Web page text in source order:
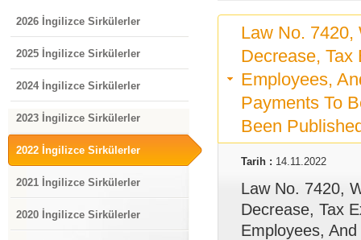
2026 İngilizce Sirkülerler
2025 İngilizce Sirkülerler
2024 İngilizce Sirkülerler
2023 İngilizce Sirkülerler
2022 İngilizce Sirkülerler
2021 İngilizce Sirkülerler
2020 İngilizce Sirkülerler
Law No. 7420,
Decrease, Tax
Employees,
Payments To
Been
Tarih : 14.11.2022
Law No. 7420,
Decrease, Tax
Employees,